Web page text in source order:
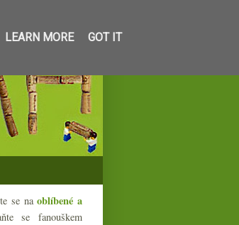
se naoblíbené a
se fanouškem
LEARN MORE GOT IT